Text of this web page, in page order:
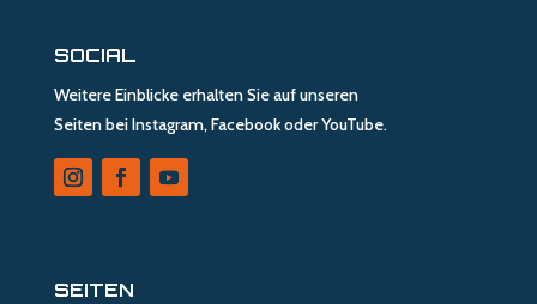
SOCIAL
Weitere Einblicke erhalten Sie auf unseren
Seiten bei Instagram, Facebook oder YouTube.
SEITEN